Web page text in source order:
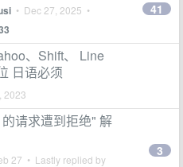
• Dec 27, 2025 •
41
、Shift、 Line
日语必须
2023
请求遭到拒绝" 解
27 • Lastly replied by
3